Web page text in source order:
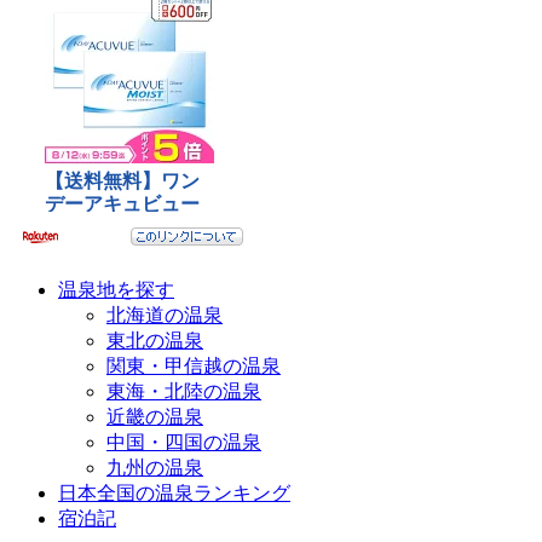
温泉地を探す
北海道の温泉
東北の温泉
関東・甲信越の温泉
東海・北陸の温泉
近畿の温泉
中国・四国の温泉
九州の温泉
日本全国の温泉ランキング
宿泊記